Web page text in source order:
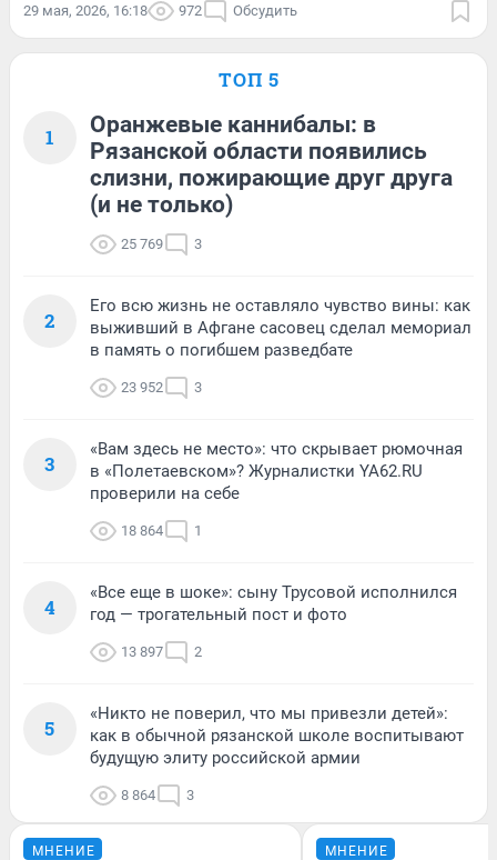
29 мая, 2026, 16:18 972 Обсудить
ТОП 5
1
Оранжевые каннибалы: в
Рязанской области появились
слизни, пожирающие друг друга
(и не только)
25 769 3
2
Его всю жизнь не оставляло чувство вины: как
выживший в Афгане сасовец сделал мемориал
в память о погибшем разведбате
23 952 3
3
«Вам здесь не место»: что скрывает рюмочная
в «Полетаевском»? Журналистки YA62.RU
проверили на себе
18 864 1
4
«Все еще в шоке»: сыну Трусовой исполнился
год — трогательный пост и фото
13 897 2
5
«Никто не поверил, что мы привезли детей»:
как в обычной рязанской школе воспитывают
будущую элиту российской армии
8 864 3
МНЕНИЕ МНЕНИЕ